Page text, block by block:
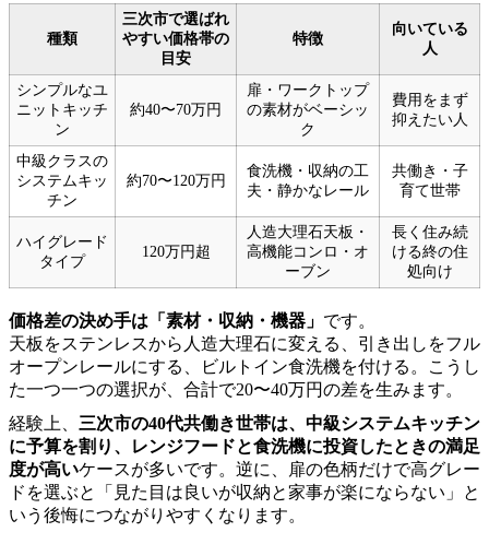
種類
三次市で選ばれ
やすい価格帯の
目安
特徴
向いている
人
シンプルなユ
ニットキッチ
ン
約40〜70万円
扉・ワークトップ
の素材がベーシッ
ク
費用をまず
抑えたい人
中級クラスの
システムキッ
チン
約70〜120万円
食洗機・収納の工
夫・静かなレール
共働き・子
育て世帯
ハイグレード
タイプ
120万円超
人造大理石天板・
高機能コンロ・オ
ーブン
長く住み続
ける終の住
処向け
価格差の決め手は「素材・収納・機器」 です。
天板をステンレスから人造大理石に変える、引き出しをフル
オープンレールにする、ビルトイン食洗機を付ける。こうし
た一つ一つの選択が、合計で20〜40万円の差を生みます。
経験上、 三次市の40代共働き世帯は、中級システムキッチン
に予算を割り、レンジフードと食洗機に投資したときの満足
度が高いケースが多いです。逆に、扉の色柄だけで高グレー
ドを選ぶと「見た目は良いが収納と家事が楽にならない」と
いう後悔につながりやすくなります。